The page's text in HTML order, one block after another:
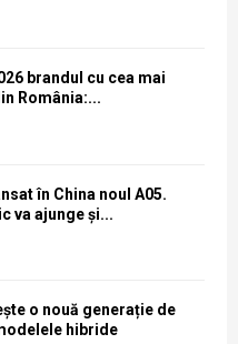
brandul cu cea mai
România:...
în China noul A05.
va ajunge și...
o nouă generație de
hibride